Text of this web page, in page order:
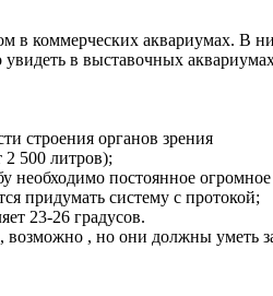
в коммерческих аквариумах. В
в выставочных
строения органов зрения
500 литров);
необходимо постоянное
придумать систему с протокой;
23-26 градусов.
, но они должны уметь